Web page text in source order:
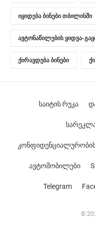
იყიდება ბინები თბილისში
ავტონაწილების ყიდვა-
ქირავდება ბინები
©
საიტის რუკა
ავტომობილები
Telegram